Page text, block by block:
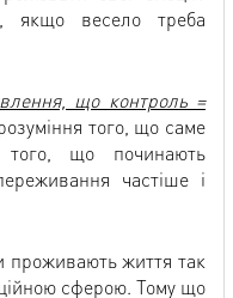
якщо весело треба
що контроль =
того, що саме
що починають
частіше і
життя так
сферою. Тому що